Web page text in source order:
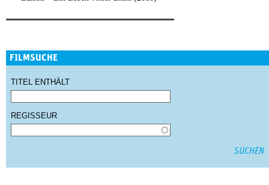
FILMSUCHE
TITEL ENTHÄLT
REGISSEUR